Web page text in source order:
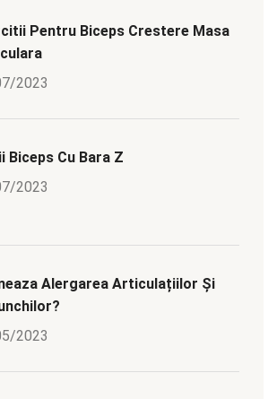
Pentru Biceps Crestere Masa
2023
Biceps Cu Bara Z
2023
Alergarea Articulațiilor Și
2023